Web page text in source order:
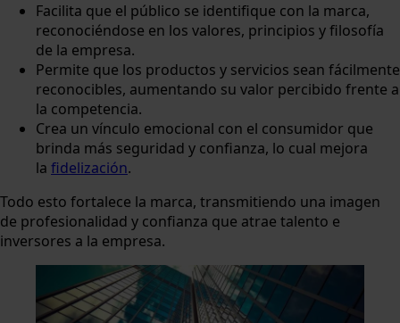
Facilita que el público se identifique con la marca,
reconociéndose en los valores, principios y filosofía
de la empresa.
Permite que los productos y servicios sean fácilmente
reconocibles, aumentando su valor percibido frente a
la competencia.
Crea un vínculo emocional con el consumidor que
brinda más seguridad y confianza, lo cual mejora
la fidelización.
Todo esto fortalece la marca, transmitiendo una imagen
de profesionalidad y confianza que atrae talento e
inversores a la empresa.